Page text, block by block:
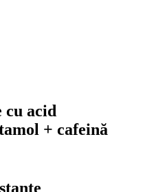
cu acid
+ cafeină